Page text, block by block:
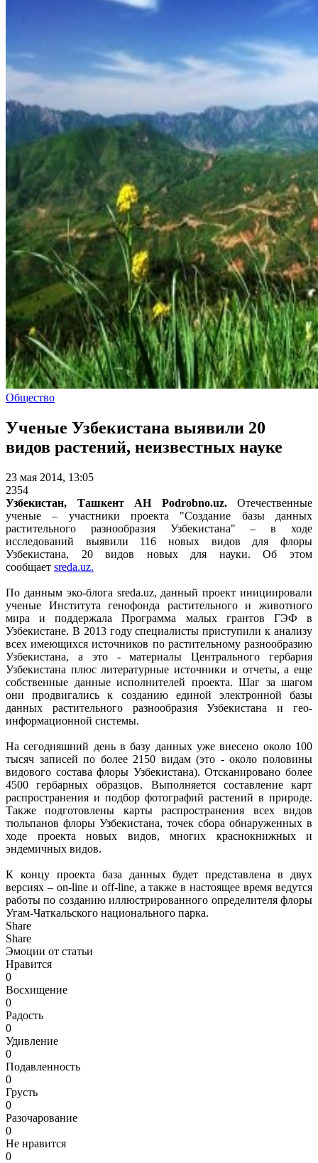
Общество
Ученые Узбекистана выявили 20
видов растений, неизвестных науке
23 мая 2014, 13:05
2354
Узбекистан, Ташкент АН Podrobno.uz.Отечественные
ученые – участники проекта "Создание базы данных
растительного разнообразия Узбекистана" – в ходе
исследований выявили 116 новых видов для флоры
Узбекистана, 20 видов новых для науки. Об этом
сообщает sreda.uz.
По данным эко-блога sreda.uz, данный проект инициировали
ученые Института генофонда растительного и животного
мира и поддержала Программа малых грантов ГЭФ в
Узбекистане. В 2013 году специалисты приступили к анализу
всех имеющихся источников по растительному разнообразию
Узбекистана, а это - материалы Центрального гербария
Узбекистана плюс литературные источники и отчеты, а еще
собственные данные исполнителей проекта. Шаг за шагом
они продвигались к созданию единой электронной базы
данных растительного разнообразия Узбекистана и гео-
информационной системы.
На сегодняшний день в базу данных уже внесено около 100
тысяч записей по более 2150 видам (это - около половины
видового состава флоры Узбекистана). Отсканировано более
4500 гербарных образцов. Выполняется составление карт
распространения и подбор фотографий растений в природе.
Также подготовлены карты распространения всех видов
тюльпанов флоры Узбекистана, точек сбора обнаруженных в
ходе проекта новых видов, многих краснокнижных и
эндемичных видов.
К концу проекта база данных будет представлена в двух
версиях – on-line и off-line, а также в настоящее время ведутся
работы по созданию иллюстрированного определителя флоры
Угам-Чаткальского национального парка.
Share
Share
Эмоции от статьи
Нравится
0
Восхищение
0
Радость
0
Удивление
0
Подавленность
0
Грусть
0
Разочарование
0
Не нравится
0